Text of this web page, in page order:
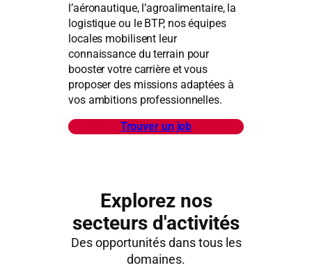
l’aéronautique, l’agroalimentaire, la
logistique ou le BTP, nos équipes
locales mobilisent leur
connaissance du terrain pour
booster votre carrière et vous
proposer des missions adaptées à
vos ambitions professionnelles.
Trouver un job